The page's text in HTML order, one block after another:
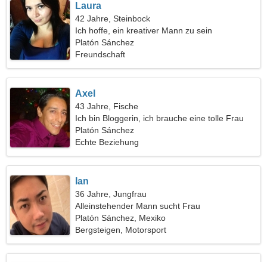
Laura
42 Jahre, Steinbock
Ich hoffe, ein kreativer Mann zu sein
Platón Sánchez
Freundschaft
Axel
43 Jahre, Fische
Ich bin Bloggerin, ich brauche eine tolle Frau
Platón Sánchez
Echte Beziehung
Ian
36 Jahre, Jungfrau
Alleinstehender Mann sucht Frau
Platón Sánchez, Mexiko
Bergsteigen, Motorsport